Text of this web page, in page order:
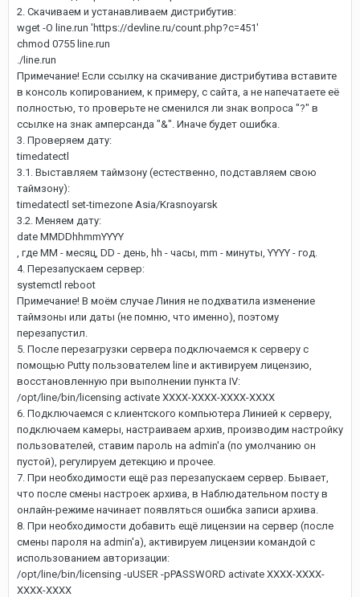
2. Скачиваем и устанавливаем дистрибутив:
wget -O line.run 'https://devline.ru/count.php?c=451'
chmod 0755 line.run
./line.run
Примечание! Если ссылку на скачивание дистрибутива вставите
в консоль копированием, к примеру, с сайта, а не напечатаете её
полностью, то проверьте не сменился ли знак вопроса "?" в
ссылке на знак амперсанда "&". Иначе будет ошибка.
3. Проверяем дату:
timedatectl
3.1. Выставляем таймзону (естественно, подставляем свою
таймзону):
timedatectl set-timezone Asia/Krasnoyarsk
3.2. Меняем дату:
date MMDDhhmmYYYY
, где MM - месяц, DD - день, hh - часы, mm - минуты, YYYY - год.
4. Перезапускаем сервер:
systemctl reboot
Примечание! В моём случае Линия не подхватила изменение
таймзоны или даты (не помню, что именно), поэтому
перезапустил.
5. После перезагрузки сервера подключаемся к серверу с
помощью Putty пользователем line и активируем лицензию,
восстановленную при выполнении пункта IV:
/opt/line/bin/licensing activate XXXX-XXXX-XXXX-XXXX
6. Подключаемся с клиентского компьютера Линией к серверу,
подключаем камеры, настраиваем архив, производим настройку
пользователей, ставим пароль на admin'а (по умолчанию он
пустой), регулируем детекцию и прочее.
7. При необходимости ещё раз перезапускаем сервер. Бывает,
что после смены настроек архива, в Наблюдательном посту в
онлайн-режиме начинает появляться ошибка записи архива.
8. При необходимости добавить ещё лицензии на сервер (после
смены пароля на admin'а), активируем лицензии командой с
использованием авторизации:
/opt/line/bin/licensing -uUSER -pPASSWORD activate XXXX-XXXX-
XXXX-XXXX